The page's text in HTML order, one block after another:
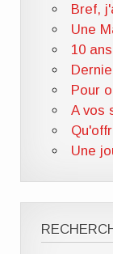
Bref,
Une
10
Pour
A vos
Une